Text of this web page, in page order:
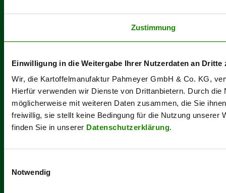
Zustimmung
Einwilligung in die Weitergabe Ihrer Nutzerdaten an
Wir, die Kartoffelmanufaktur Pahmeyer GmbH & Co. KG,
Hierfür verwenden wir Dienste von Drittanbietern. Durch
möglicherweise mit weiteren Daten zusammen, die Sie
freiwillig, sie stellt keine Bedingung für die Nutzung
finden Sie in unserer Datenschutzerklärung.
Notwendig